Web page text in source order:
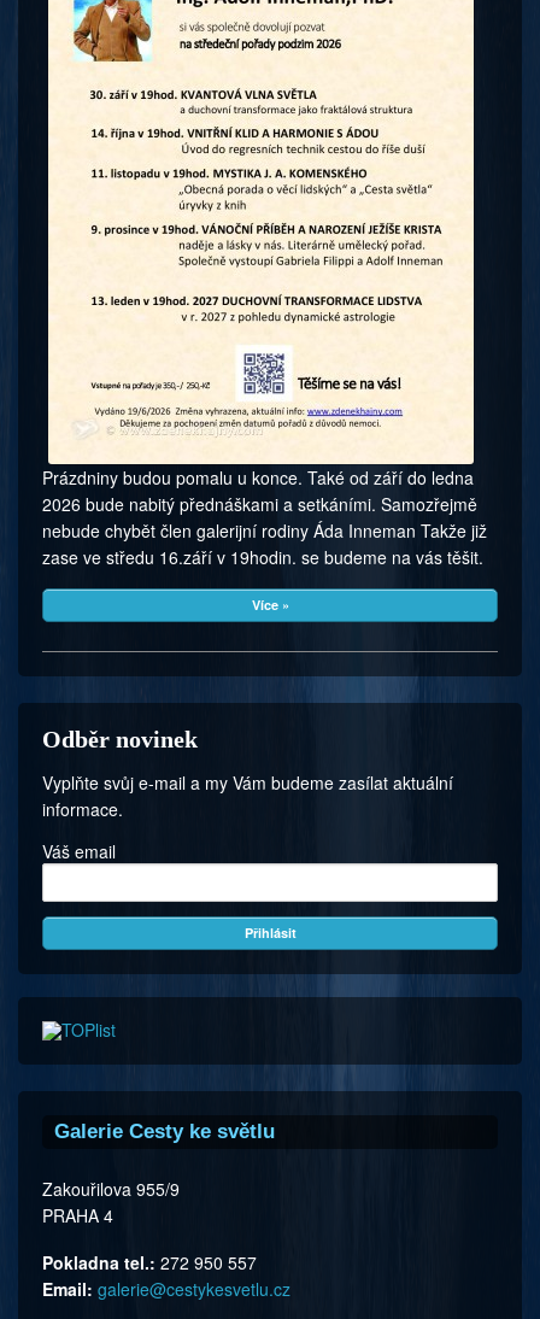
Prázdniny budou pomalu u konce. Také od září do ledna
2026 bude nabitý přednáškami a setkáními. Samozřejmě
nebude chybět člen galerijní rodiny Áda Inneman Takže již
zase ve středu 16.září v 19hodin. se budeme na vás těšit.
Více »
Odběr novinek
Vyplňte svůj e-mail a my Vám budeme zasílat aktuální
informace.
Váš email
Galerie Cesty ke světlu
Zakouřilova 955/9
PRAHA 4
Pokladna tel.: 272 950 557
Email: galerie@cestykesvetlu.cz